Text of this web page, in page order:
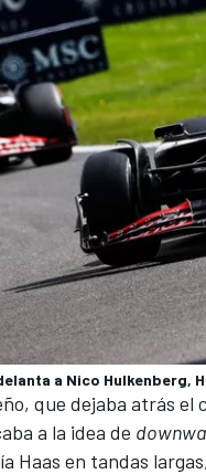
a Nico Hulkenberg,
que dejaba atrás
a la idea de
Haas en tandas